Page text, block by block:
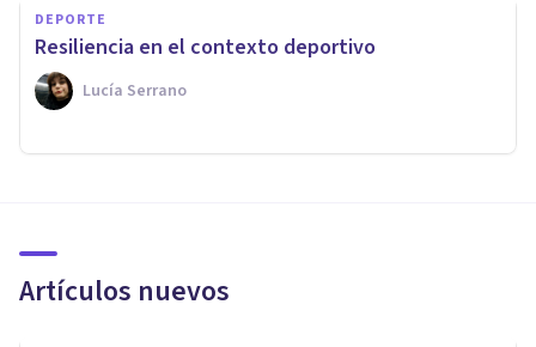
DEPORTE
Resiliencia en el contexto deportivo
Lucía Serrano
Artículos nuevos